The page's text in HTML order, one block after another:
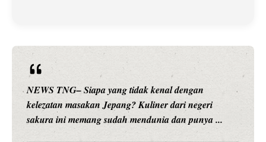
NEWS TNG– Siapa sangka, dua nama besar di dunia
hiburan, Nunung Srimulat dan Vicky Prasetyo, kini
merambah dunia kuliner dengan ...